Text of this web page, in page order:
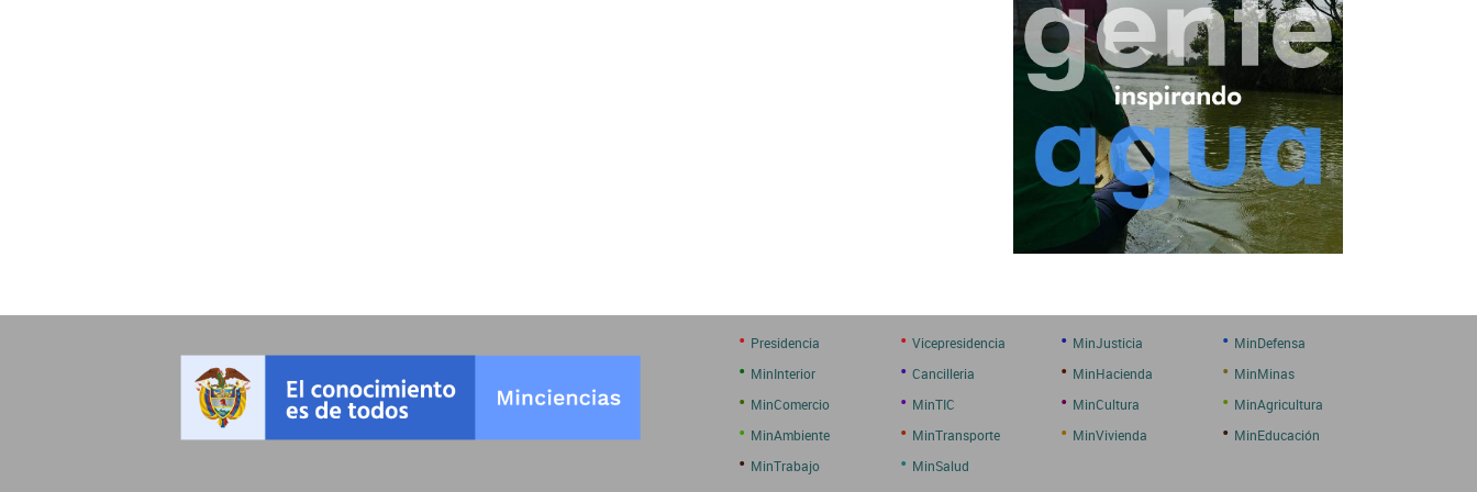
• Presidencia • Vicepresidencia • MinJusticia • MinDefensa
• MinInterior • Cancilleria • MinHacienda • MinMinas
• MinComercio • MinTIC • MinCultura • MinAgricultura
• MinAmbiente • MinTransporte • MinVivienda • MinEducación
• MinTrabajo • MinSalud